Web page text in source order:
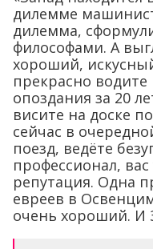
дилемме
дилемма,
философами. А
хороший,
прекрасно
опоздания за 20
висите на доске
сейчас в
поезд, ведёте
профессионал,
репутация. Одна
евреев в
очень хороший. И